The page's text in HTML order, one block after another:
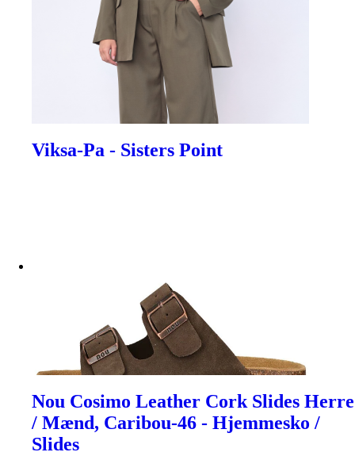
Viksa-Pa - Sisters Point
Nou Cosimo Leather Cork Slides Herre
/ Mænd, Caribou-46 - Hjemmesko /
Slides